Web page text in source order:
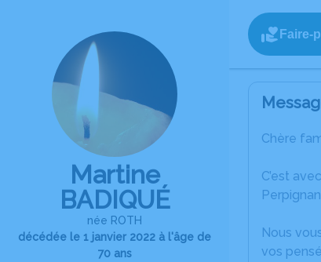
Martine
BADIQUÉ
née ROTH
décédée le 1 janvier 2022 à l'âge de
70 ans
Faire-
Chère
C’est
Nous
vos